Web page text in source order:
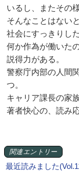
いるし、またその
そんなことはない
社会にすっきりし
何か作為が働いた
説得力がある。
警察庁内部の人間
つ。
キャリア課長の家
著者快心の、読み
関連エントリー
最近読みました